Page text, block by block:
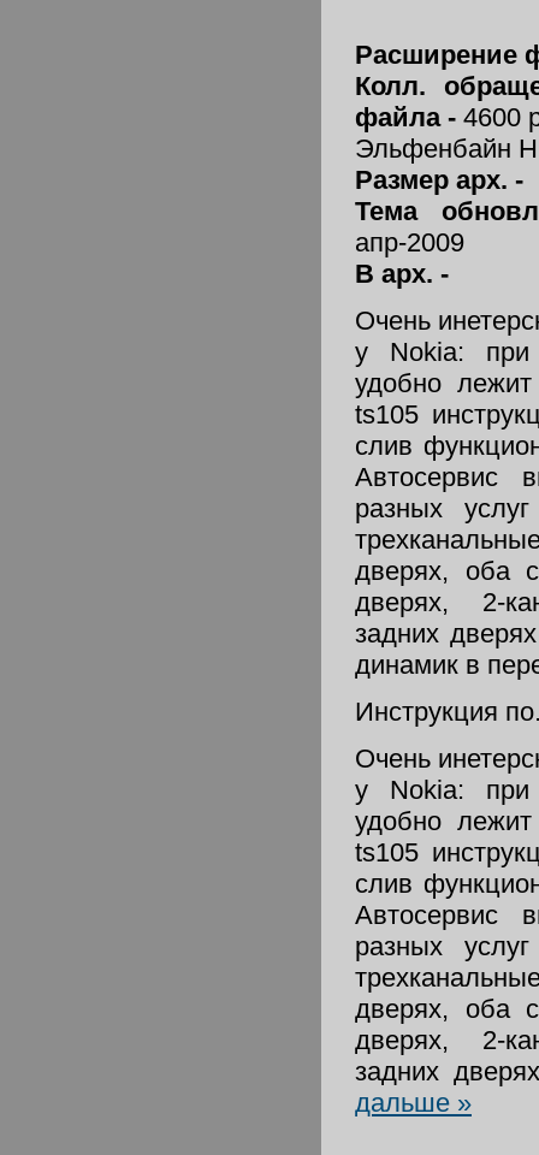
Расширение
Колл.
файла - 4600
Эльфенбайн
Размер арх. -
Тема
апр-2009
В арх. -
Очень
у Nokia: при
удобно
ts105
слив
Автосервис
разных
дверях, оба
дверях, 2-
задних
динамик в
Инструкция
Очень
у Nokia: при
удобно
ts105
слив
Автосервис
разных
дверях, оба
дверях, 2-
задних
дальше »